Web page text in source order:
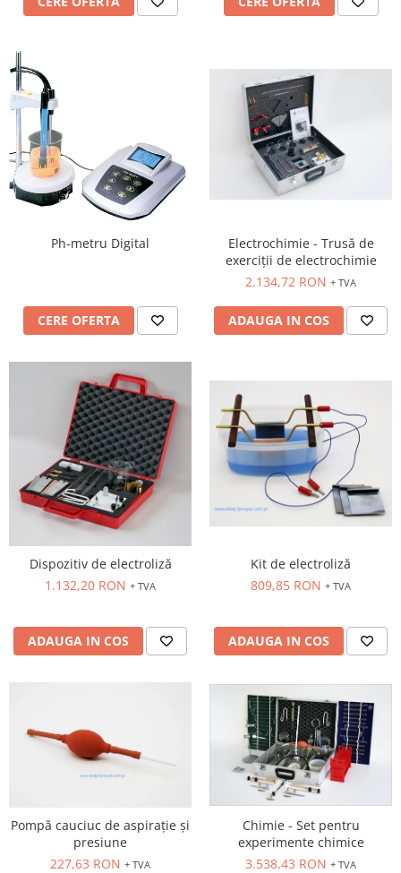
Ph-metru Digital
CERE OFERTA
Electrochimie - Trusă de
exerciții de electrochimie
2.134,72 RON + TVA
ADAUGA IN COS
Dispozitiv de electroliză
1.132,20 RON + TVA
ADAUGA IN COS
Kit de electroliză
809,85 RON + TVA
ADAUGA IN COS
Pompă cauciuc de aspirație și
presiune
227,63 RON + TVA
Chimie - Set pentru
experimente chimice
3.538,43 RON + TVA